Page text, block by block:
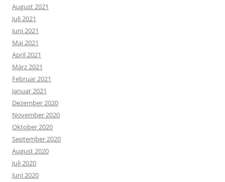
August 2021
Juli 2021
Juni 2021
Mai 2021
April 2021
März 2021
Februar 2021
Januar 2021
Dezember 2020
November 2020
Oktober 2020
September 2020
August 2020
Juli 2020
Juni 2020